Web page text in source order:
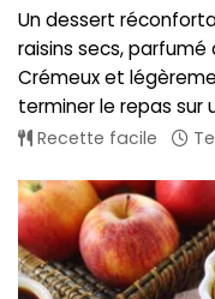
Un dessert
raisins secs, parfumé
Crémeux et
terminer le repas sur
Recette facile